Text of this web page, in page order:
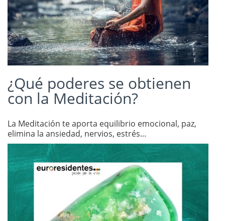
¿Qué poderes se obtienen
con la Meditación?
La Meditación te aporta equilibrio emocional, paz,
elimina la ansiedad, nervios, estrés...